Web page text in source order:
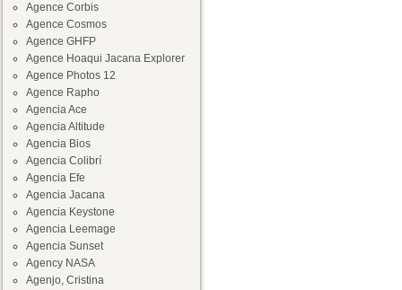
Agence Corbis
Agence Cosmos
Agence GHFP
Agence Hoaqui Jacana Explorer
Agence Photos 12
Agence Rapho
Agencia Ace
Agencia Altitude
Agencia Bios
Agencia Colibrí
Agencia Efe
Agencia Jacana
Agencia Keystone
Agencia Leemage
Agencia Sunset
Agency NASA
Agenjo, Cristina